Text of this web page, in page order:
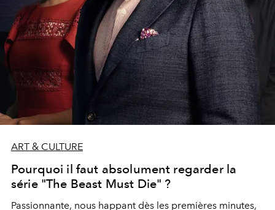
ART & CULTURE
Pourquoi il faut absolument regarder la
série "The Beast Must Die" ?
Passionnante, nous happant dès les premières minutes,